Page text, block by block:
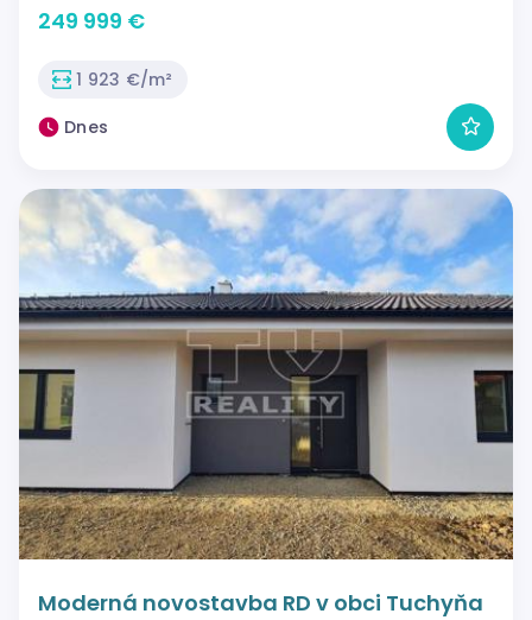
249 999 €
1 923 €/m²
Dnes
Moderná novostavba RD v obci Tuchyňa